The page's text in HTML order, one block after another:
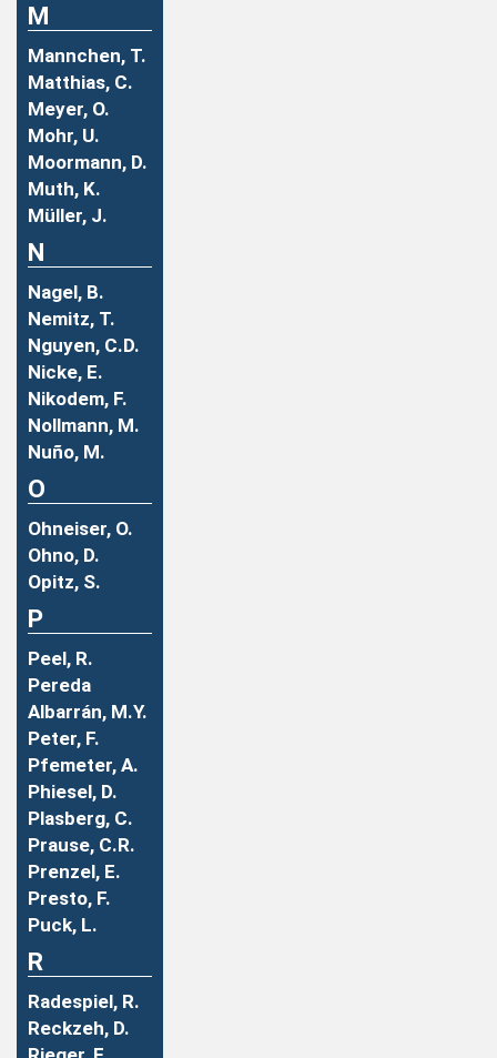
M
Mannchen, T.
Matthias, C.
Meyer, O.
Mohr, U.
Moormann, D.
Muth, K.
Müller, J.
N
Nagel, B.
Nemitz, T.
Nguyen, C.D.
Nicke, E.
Nikodem, F.
Nollmann, M.
Nuño, M.
O
Ohneiser, O.
Ohno, D.
Opitz, S.
P
Peel, R.
Pereda
Albarrán, M.Y.
Peter, F.
Pfemeter, A.
Phiesel, D.
Plasberg, C.
Prause, C.R.
Prenzel, E.
Presto, F.
Puck, L.
R
Radespiel, R.
Reckzeh, D.